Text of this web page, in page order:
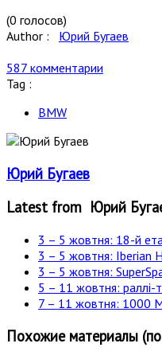
(0 голосов)
Author : Юрий Бугаев
587 комментарии
Tag :
BMW
Юрий Бугаев
Latest from Юрий
3 – 5 жовтня: 18-й
3 – 5 жовтня: Iberian
3 – 5 жовтня:
5 – 11 жовтня: раллі-
7 – 11 жовтня: 1000
Похожие материалы (по